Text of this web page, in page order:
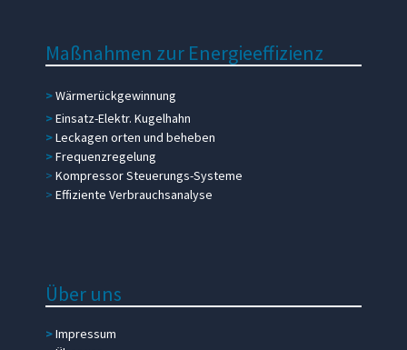
Maßnahmen zur Energieeffizienz
>Wärmerückgewinnung
>Einsatz-Elektr. Kugelhahn
>Leckagen orten und beheben
>Frequenzregelung
> Kompressor Steuerungs-Systeme
> Effiziente Verbrauchsanalyse
Über uns
>Impressum